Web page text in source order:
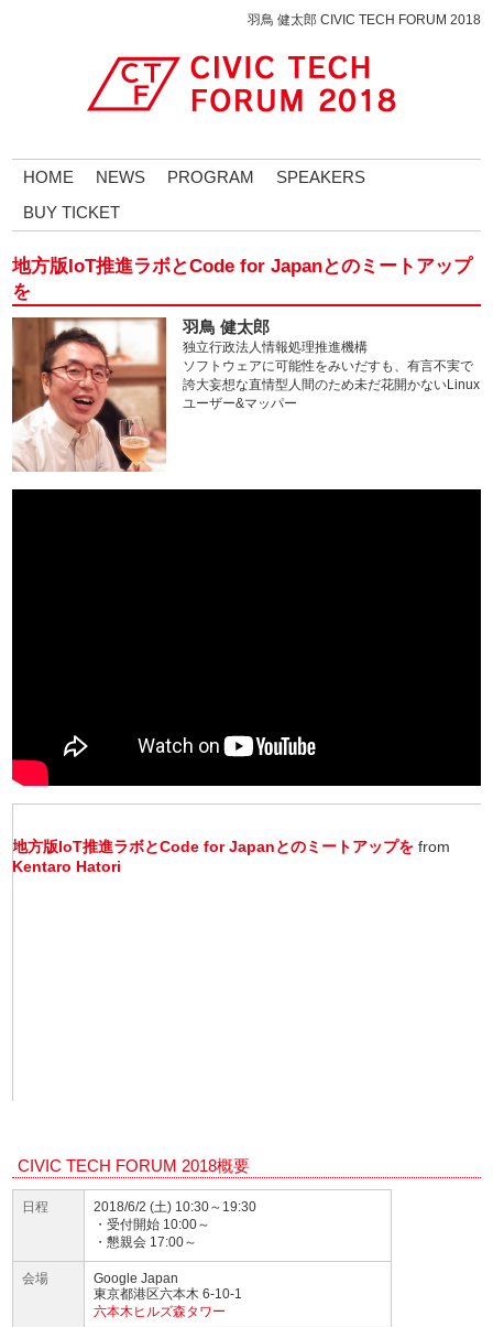
羽鳥 健太郎 CIVIC TECH FORUM 2018
HOME NEWS PROGRAM
SPEAKERS
BUY TICKET
地方版IoT推進ラボとCode for Japanとのミートアップ
を
羽鳥 健太郎
独立行政法人情報処理推進機構
ソフトウェアに可能性をみいだすも、有言不実で
誇大妄想な直情型人間のため未だ花開かないLinux
ユーザー&マッパー
地方版IoT推進ラボとCode for Japanとのミートアップを from
Kentaro Hatori
CIVIC TECH FORUM 2018概要
日程
2018/6/2 (土) 10:30～19:30
・受付開始 10:00～
・懇親会 17:00～
会場
Google Japan
東京都港区六本木 6-10-1
六本木ヒルズ森タワー